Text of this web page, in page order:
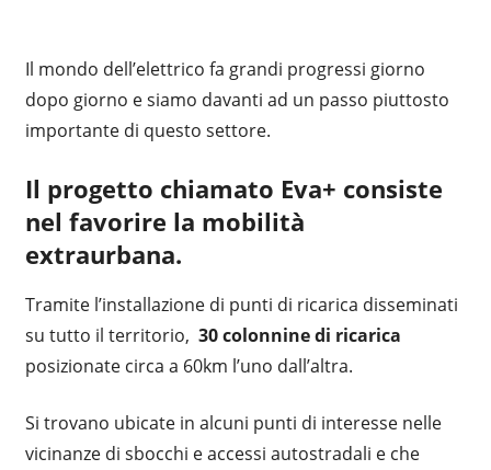
Il mondo dell’elettrico fa grandi progressi giorno
dopo giorno e siamo davanti ad un passo piuttosto
importante di questo settore.
Il progetto chiamato Eva+ consiste
nel favorire la mobilità
extraurbana.
Tramite l’installazione di punti di ricarica disseminati
su tutto il territorio, 30 colonnine di ricarica
posizionate circa a 60km l’uno dall’altra.
Si trovano ubicate in alcuni punti di interesse nelle
vicinanze di sbocchi e accessi autostradali e che